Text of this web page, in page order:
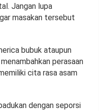
Jangan lupa
masakan tersebut
bubuk ataupun
perasaan
cita rasa asam
dengan seporsi